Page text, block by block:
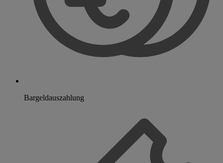
Bargeldauszahlung